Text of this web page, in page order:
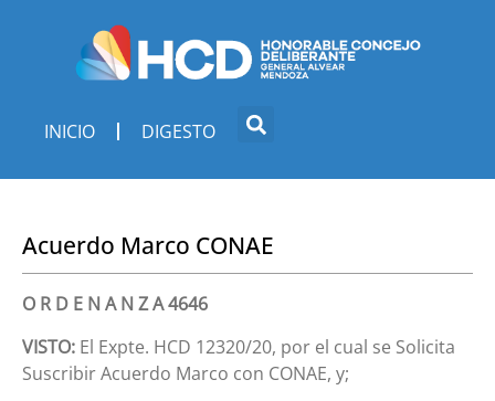
INICIO DIGESTO
Acuerdo Marco CONAE
O R D E N A N Z A 4646
VISTO: El Expte. HCD 12320/20, por el cual se Solicita
Suscribir Acuerdo Marco con CONAE, y;